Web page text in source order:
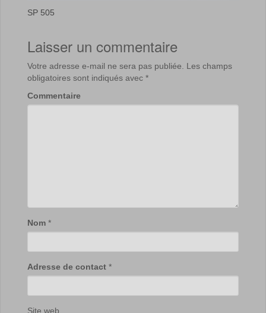
SP 505
Laisser un commentaire
Votre adresse e-mail ne sera pas publiée.
Les champs
obligatoires sont indiqués avec *
Commentaire
Nom *
Adresse de contact *
Site web